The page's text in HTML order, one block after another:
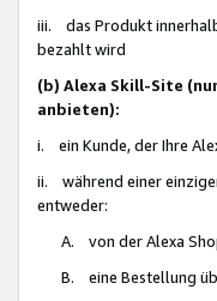
iii. das Produkt
bezahlt wird
(b) Alexa Skill-Site
anbieten):
i. ein Kunde, der Ihre
ii. während einer
entweder:
A. von der Alexa
B. eine Bestellung